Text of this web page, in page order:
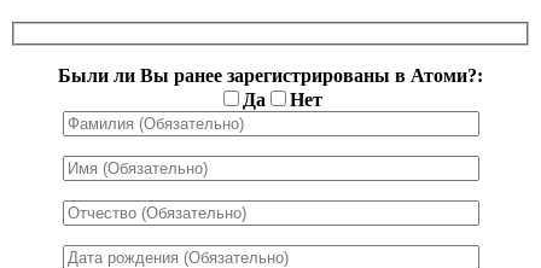
Были ли Вы ранее зарегистрированы в Атоми?:
Да
Нет